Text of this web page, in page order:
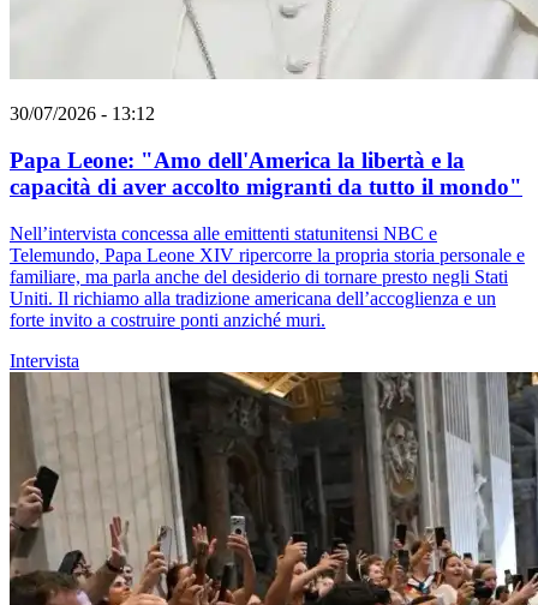
30/07/2026 - 13:12
Papa Leone: "Amo dell'America la libertà e la
capacità di aver accolto migranti da tutto il mondo"
Nell’intervista concessa alle emittenti statunitensi NBC e
Telemundo, Papa Leone XIV ripercorre la propria storia personale e
familiare, ma parla anche del desiderio di tornare presto negli Stati
Uniti. Il richiamo alla tradizione americana dell’accoglienza e un
forte invito a costruire ponti anziché muri.
Intervista